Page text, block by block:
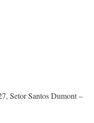
Setor Santos Dumont –